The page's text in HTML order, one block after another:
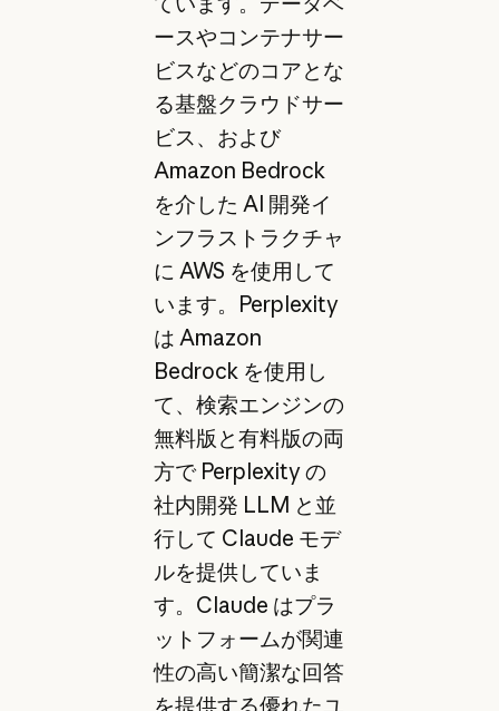
ースやコンテナサー
ビスなどのコアとな
る基盤クラウドサー
ビス、および
Amazon Bedrock
を介した AI 開発イ
ンフラストラクチャ
に AWS を使用して
います。Perplexity
は Amazon
Bedrock を使用し
て、検索エンジンの
無料版と有料版の両
方で Perplexity の
社内開発 LLM と並
行して Claude モデ
ルを提供していま
す。Claude はプラ
ットフォームが関連
性の高い簡潔な回答